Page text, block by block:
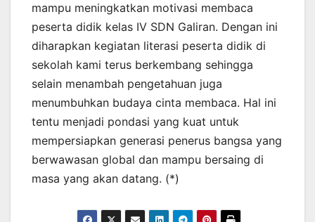
mampu meningkatkan motivasi membaca
peserta didik kelas IV SDN Galiran. Dengan ini
diharapkan kegiatan literasi peserta didik di
sekolah kami terus berkembang sehingga
selain menambah pengetahuan juga
menumbuhkan budaya cinta membaca. Hal ini
tentu menjadi pondasi yang kuat untuk
mempersiapkan generasi penerus bangsa yang
berwawasan global dan mampu bersaing di
masa yang akan datang. (*)